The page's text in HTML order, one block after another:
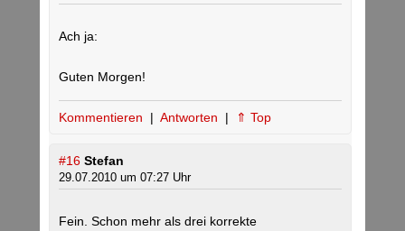
Ach ja:
Guten Morgen!
Kommentieren | Antworten | ⇑ Top
#16 Stefan
29.07.2010 um 07:27 Uhr
Fein. Schon mehr als drei korrekte